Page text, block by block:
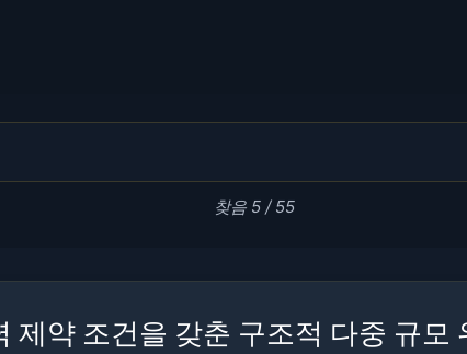
찾음 5 / 55
제약 조건을 갖춘 구조적 다중 규모